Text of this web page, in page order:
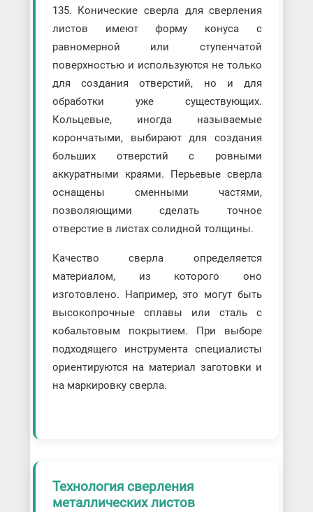
135. Конические сверла для сверления
листов имеют форму конуса с
равномерной или ступенчатой
поверхностью и используются не только
для создания отверстий, но и для
обработки уже существующих.
Кольцевые, иногда называемые
корончатыми, выбирают для создания
больших отверстий с ровными
аккуратными краями. Перьевые сверла
оснащены сменными частями,
позволяющими сделать точное
отверстие в листах солидной толщины.
Качество сверла определяется
материалом, из которого оно
изготовлено. Например, это могут быть
высокопрочные сплавы или сталь с
кобальтовым покрытием. При выборе
подходящего инструмента специалисты
ориентируются на материал заготовки и
на маркировку сверла.
Технология сверления
металлических листов